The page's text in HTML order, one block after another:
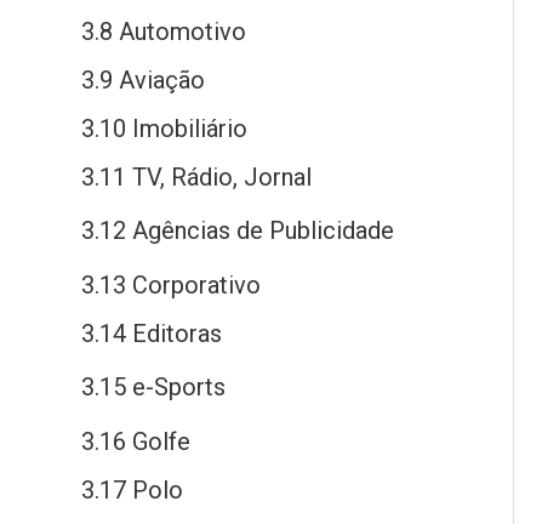
3.8 Automotivo
3.9 Aviação
3.10 Imobiliário
3.11 TV, Rádio, Jornal
3.12 Agências de Publicidade
3.13 Corporativo
3.14 Editoras
3.15 e-Sports
3.16 Golfe
3.17 Polo